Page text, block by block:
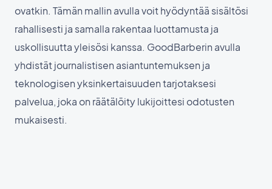
ovatkin. Tämän mallin avulla voit hyödyntää sisältösi
rahallisesti ja samalla rakentaa luottamusta ja
uskollisuutta yleisösi kanssa. GoodBarberin avulla
yhdistät journalistisen asiantuntemuksen ja
teknologisen yksinkertaisuuden tarjotaksesi
palvelua, joka on räätälöity lukijoittesi odotusten
mukaisesti.